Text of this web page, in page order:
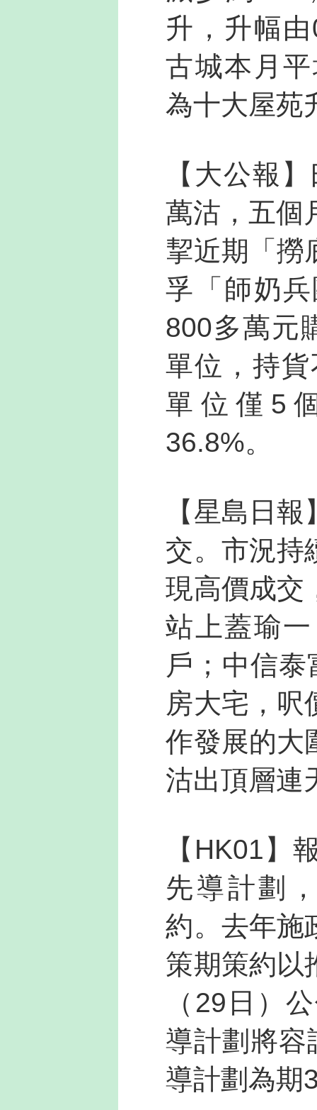
升，升幅
古城本月
為十大屋苑
【大公報
萬沽，五個
挈近期「撈
孚「師奶
800多萬元
單位，持
單位僅5
36.8%。
【星島日
交。市況持
現高價成交
站上蓋瑜
戶；中信
房大宅，呎
作發展的大
沽出頂層連
【HK01】
先導計劃
約。去年施
策期策約以
（29日）
導計劃將容
導計劃為期